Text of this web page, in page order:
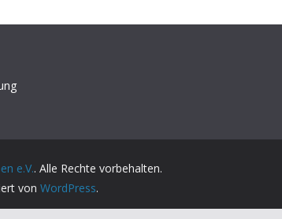
e.V.. Alle Rechte vorbehalten.
von WordPress.